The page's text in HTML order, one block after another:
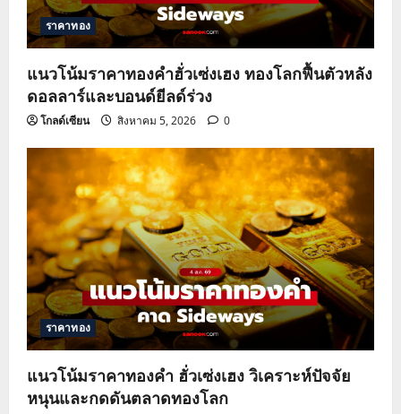
ราคาทอง
แนวโน้มราคาทองคำฮั่วเซ่งเฮง ทองโลกฟื้นตัวหลัง
ดอลลาร์และบอนด์ยีลด์ร่วง
โกลด์เซียน สิงหาคม 5, 2026 0
ราคาทอง
แนวโน้มราคาทองคำ ฮั่วเซ่งเฮง วิเคราะห์ปัจจัย
หนุนและกดดันตลาดทองโลก